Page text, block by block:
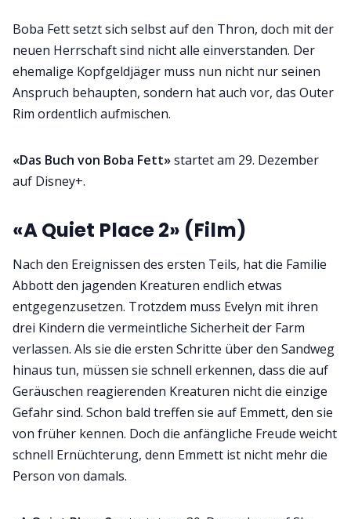
Boba Fett setzt sich selbst auf den Thron, doch mit der
neuen Herrschaft sind nicht alle einverstanden. Der
ehemalige Kopfgeldjäger muss nun nicht nur seinen
Anspruch behaupten, sondern hat auch vor, das Outer
Rim ordentlich aufmischen.
«Das Buch von Boba Fett»startet am 29. Dezember
auf Disney+.
«A Quiet Place 2» (Film)
Nach den Ereignissen des ersten Teils, hat die Familie
Abbott den jagenden Kreaturen endlich etwas
entgegenzusetzen. Trotzdem muss Evelyn mit ihren
drei Kindern die vermeintliche Sicherheit der Farm
verlassen. Als sie die ersten Schritte über den Sandweg
hinaus tun, müssen sie schnell erkennen, dass die auf
Geräuschen reagierenden Kreaturen nicht die einzige
Gefahr sind. Schon bald treffen sie auf Emmett, den sie
von früher kennen. Doch die anfängliche Freude weicht
schnell Ernüchterung, denn Emmett ist nicht mehr die
Person von damals.